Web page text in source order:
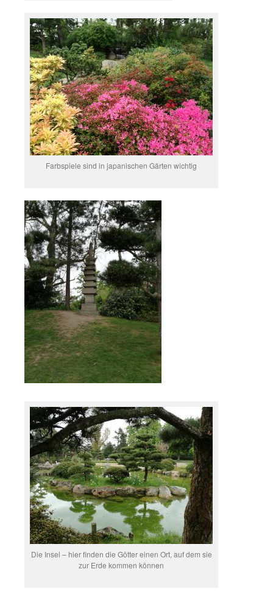
Farbspiele sind in japanischen Gärten wichtig
Die Insel – hier finden die Götter einen Ort, auf dem sie
zur Erde kommen können